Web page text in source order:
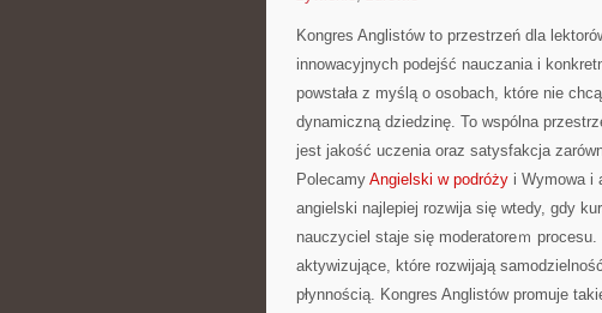
Kongres Anglistów to przestrzeń dla
innowacyjnych podejść nauczania i
powstała z myślą o osobach, które nie
dynamiczną dziedzinę. To wspólna
jest jakość uczenia oraz satysfakcja
Polecamy Angielski w podróży i Wymowa i
angielski najlepiej rozwija się wtedy, gdy
nauczyciel staje się moderatoreｍ
aktywizujące, które rozwijają
płynnością. Kongres Anglistów promuje